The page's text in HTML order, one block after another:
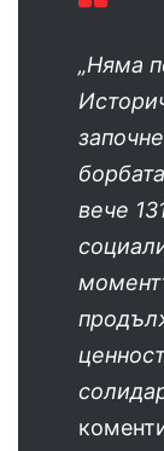
„Няма
вече